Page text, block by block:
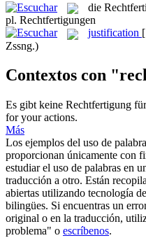
die
pl. Rechtfertigungen
justification
Zssng.)
Contextos con
Es gibt keine Rechtfertigung
for your actions.
Más
Los ejemplos del uso de
proporcionan únicamente con
estudiar el uso de palabras en
traducción a otro. Están
abiertas utilizando tecnología
bilingües. Si encuentras un
original o en la traducción,
problema" o escríbenos.